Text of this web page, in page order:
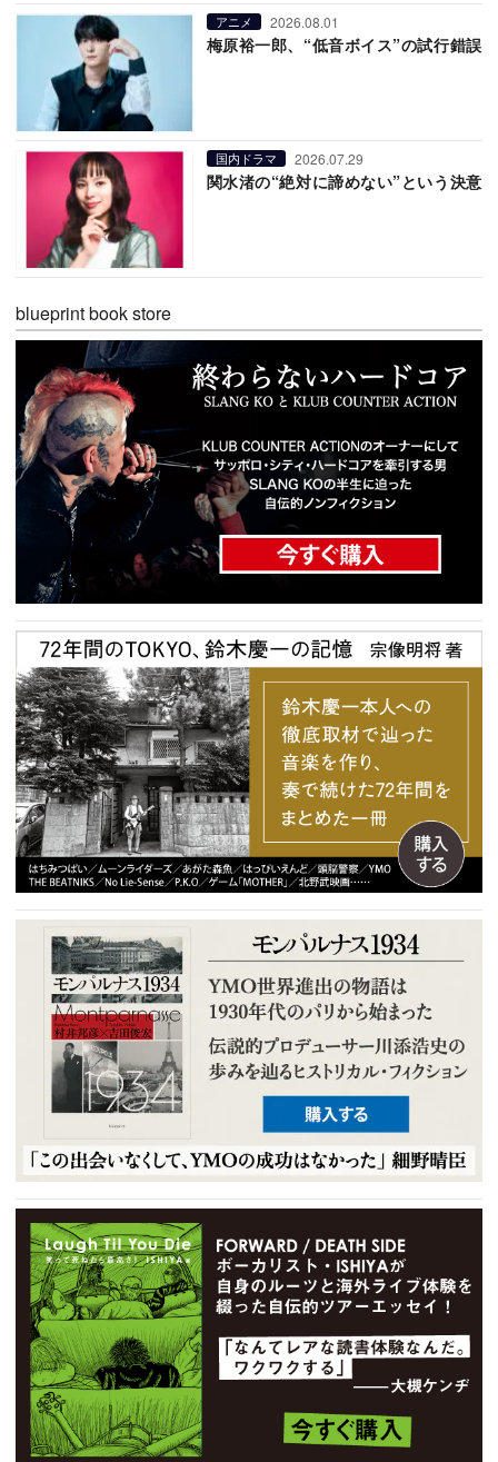
アニメ 2026.08.01
梅原裕一郎、“低音ボイス”の試行錯誤
国内ドラマ 2026.07.29
関水渚の“絶対に諦めない”という決意
blueprint book store